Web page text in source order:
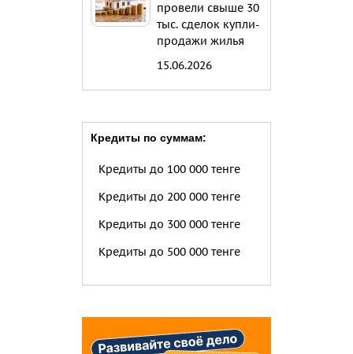
провели свыше 30
тыс. сделок купли-
продажи жилья
15.06.2026
Кредиты по суммам:
Кредиты до 100 000 тенге
Кредиты до 200 000 тенге
Кредиты до 300 000 тенге
Кредиты до 500 000 тенге